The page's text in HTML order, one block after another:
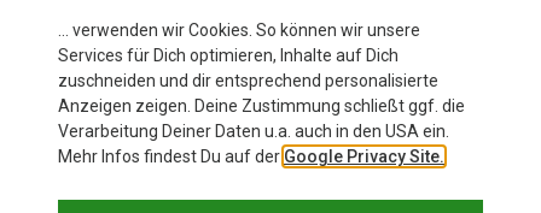
… verwenden wir Cookies. So können wir unsere
Services für Dich optimieren, Inhalte auf Dich
zuschneiden und dir entsprechend personalisierte
Anzeigen zeigen. Deine Zustimmung schließt ggf. die
Verarbeitung Deiner Daten u.a. auch in den USA ein.
Mehr Infos findest Du auf der Google Privacy Site.